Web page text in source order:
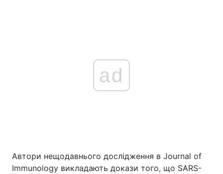
ad
Автори нещодавнього дослідження в Journal of
Immunology викладають докази того, що SARS-